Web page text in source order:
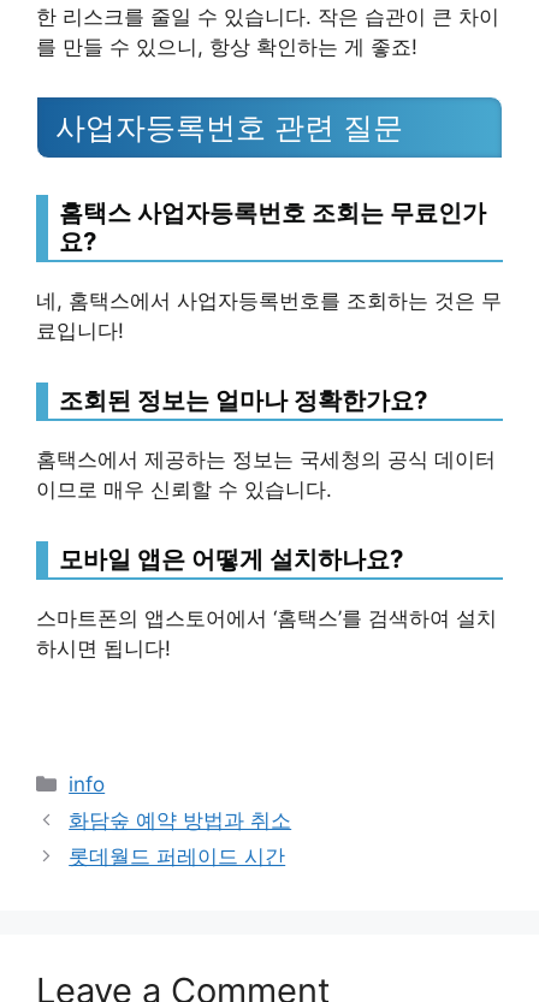
한 리스크를 줄일 수 있습니다. 작은 습관이 큰 차이
를 만들 수 있으니, 항상 확인하는 게 좋죠!
사업자등록번호 관련 질문
홈택스 사업자등록번호 조회는 무료인가
요?
네, 홈택스에서 사업자등록번호를 조회하는 것은 무
료입니다!
조회된 정보는 얼마나 정확한가요?
홈택스에서 제공하는 정보는 국세청의 공식 데이터
이므로 매우 신뢰할 수 있습니다.
모바일 앱은 어떻게 설치하나요?
스마트폰의 앱스토어에서 ‘홈택스’를 검색하여 설치
하시면 됩니다!
Categories
info
화담숲 예약 방법과 취소
롯데월드 퍼레이드 시간
Leave a Comment